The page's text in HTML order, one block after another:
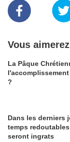
Vous
La Pâque
?
Dans les derniers
temps
seront ingrats